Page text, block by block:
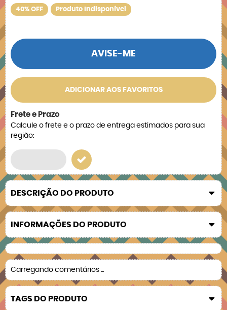
40% OFF Produto Indisponível
AVISE-ME
ADICIONAR AOS FAVORITOS
Frete e Prazo
Calcule o frete e o prazo de entrega estimados para sua
região:
DESCRIÇÃO DO PRODUTO
INFORMAÇÕES DO PRODUTO
Carregando comentários ...
TAGS DO PRODUTO